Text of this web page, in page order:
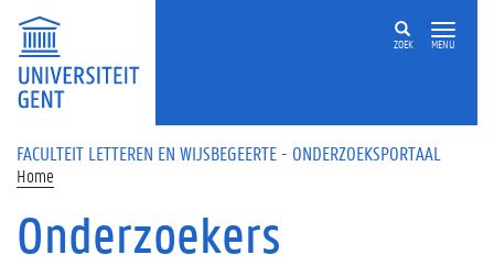
Overslaan en naar de inhoud gaan
ZOEK MENU
FACULTEIT LETTEREN EN WIJSBEGEERTE - ONDERZOEKSPORTAAL
Home
Onderzoekers